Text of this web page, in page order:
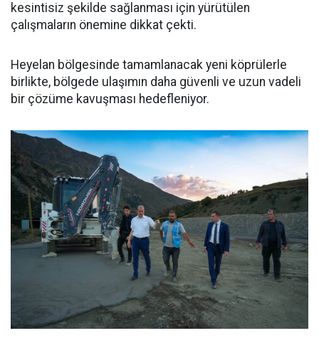
kesintisiz şekilde sağlanması için yürütülen
çalışmaların önemine dikkat çekti.
Heyelan bölgesinde tamamlanacak yeni köprülerle
birlikte, bölgede ulaşımın daha güvenli ve uzun vadeli
bir çözüme kavuşması hedefleniyor.